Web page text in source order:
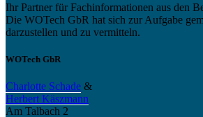
Ihr Partner für Fachinformationen aus den
Die WOTech GbR hat sich zur Aufgabe
darzustellen und zu vermitteln.
WOTech GbR
Charlotte Schade &
Herbert Käszmann
Am Talbach 2